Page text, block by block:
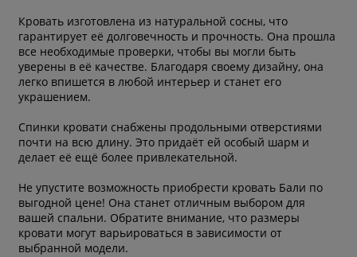
Кровать изготовлена из натуральной сосны, что
гарантирует её долговечность и прочность. Она прошла
все необходимые проверки, чтобы вы могли быть
уверены в её качестве. Благодаря своему дизайну, она
легко впишется в любой интерьер и станет его
украшением.
Спинки кровати снабжены продольными отверстиями
почти на всю длину. Это придаёт ей особый шарм и
делает её ещё более привлекательной.
Не упустите возможность приобрести кровать Бали по
выгодной цене! Она станет отличным выбором для
вашей спальни. Обратите внимание, что размеры
кровати могут варьироваться в зависимости от
выбранной модели.